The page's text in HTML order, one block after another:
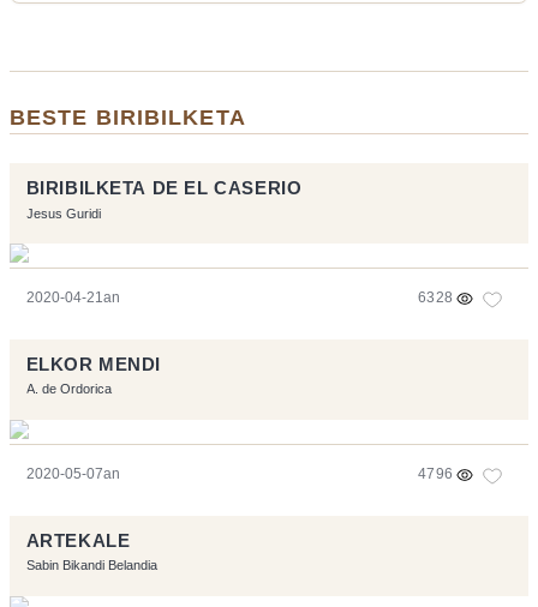
BESTE BIRIBILKETA
BIRIBILKETA DE EL CASERIO
Jesus Guridi
2020-04-21an 6328
ELKOR MENDI
A. de Ordorica
2020-05-07an 4796
ARTEKALE
Sabin Bikandi Belandia